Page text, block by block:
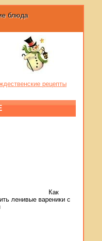
блюда
рецепты
Как
ленивые вареники с